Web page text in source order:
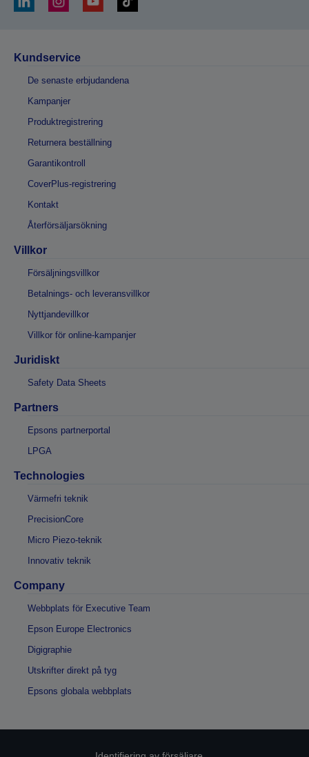
Kundservice
De senaste erbjudandena
Kampanjer
Produktregistrering
Returnera beställning
Garantikontroll
CoverPlus-registrering
Kontakt
Återförsäljarsökning
Villkor
Försäljningsvillkor
Betalnings- och leveransvillkor
Nyttjandevillkor
Villkor för online-kampanjer
Juridiskt
Safety Data Sheets
Partners
Epsons partnerportal
LPGA
Technologies
Värmefri teknik
PrecisionCore
Micro Piezo-teknik
Innovativ teknik
Company
Webbplats för Executive Team
Epson Europe Electronics
Digigraphie
Utskrifter direkt på tyg
Epsons globala webbplats